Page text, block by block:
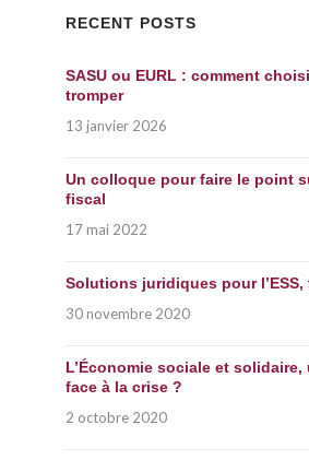
RECENT POSTS
SASU ou EURL : comment
tromper
13 janvier 2026
Un colloque pour faire le point
fiscal
17 mai 2022
Solutions juridiques pour l’ESS,
30 novembre 2020
L’Économie sociale et
face à la crise ?
2 octobre 2020